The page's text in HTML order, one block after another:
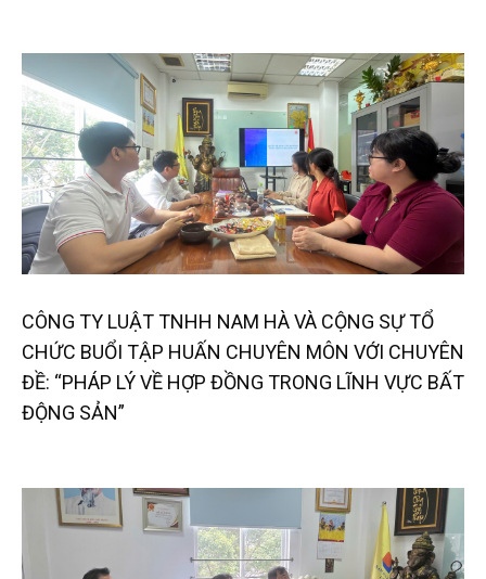
CÔNG TY LUẬT TNHH NAM HÀ VÀ CỘNG SỰ TỔ
CHỨC BUỔI TẬP HUẤN CHUYÊN MÔN VỚI CHUYÊN
ĐỀ: “PHÁP LÝ VỀ HỢP ĐỒNG TRONG LĨNH VỰC BẤT
ĐỘNG SẢN”